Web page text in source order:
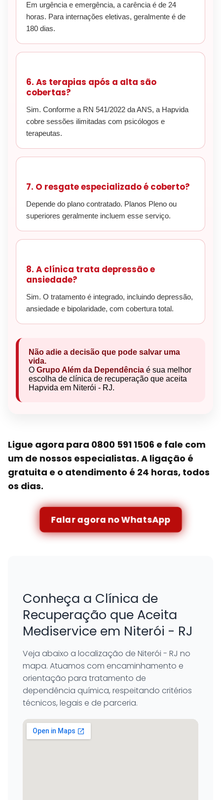
Em urgência e emergência, a carência é de 24
horas. Para internações eletivas, geralmente é de
180 dias.
6. As terapias após a alta são
cobertas?
Sim. Conforme a RN 541/2022 da ANS, a Hapvida
cobre sessões ilimitadas com psicólogos e
terapeutas.
7. O resgate especializado é coberto?
Depende do plano contratado. Planos Pleno ou
superiores geralmente incluem esse serviço.
8. A clínica trata depressão e
ansiedade?
Sim. O tratamento é integrado, incluindo depressão,
ansiedade e bipolaridade, com cobertura total.
Não adie a decisão que pode salvar uma
vida.
O Grupo Além da Dependência é sua melhor
escolha de clínica de recuperação que aceita
Hapvida em Niterói - RJ.
Ligue agora para 0800 591 1506 e fale com
um de nossos especialistas. A ligação é
gratuita e o atendimento é 24 horas, todos
os dias.
Falar agora no WhatsApp
Conheça a Clínica de
Recuperação que Aceita
Mediservice em Niterói - RJ
Veja abaixo a localização de Niterói - RJ no
mapa. Atuamos com encaminhamento e
orientação para tratamento de
dependência química, respeitando critérios
técnicos, legais e de parceria.